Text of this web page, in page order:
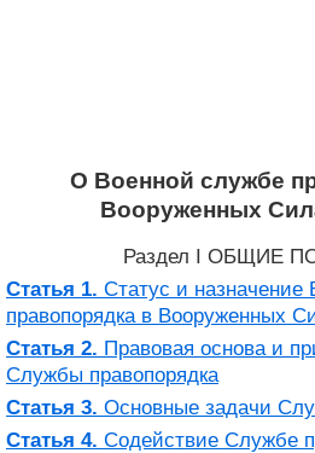
О Военной службе
Вооруженных
Раздел I ОБЩИЕ
Статья 1. Статус и
правопорядка в Вооруженных
Статья 2. Правовая основа и
Службы правопорядка
Статья 3. Основные задачи
Статья 4. Содействие Службе